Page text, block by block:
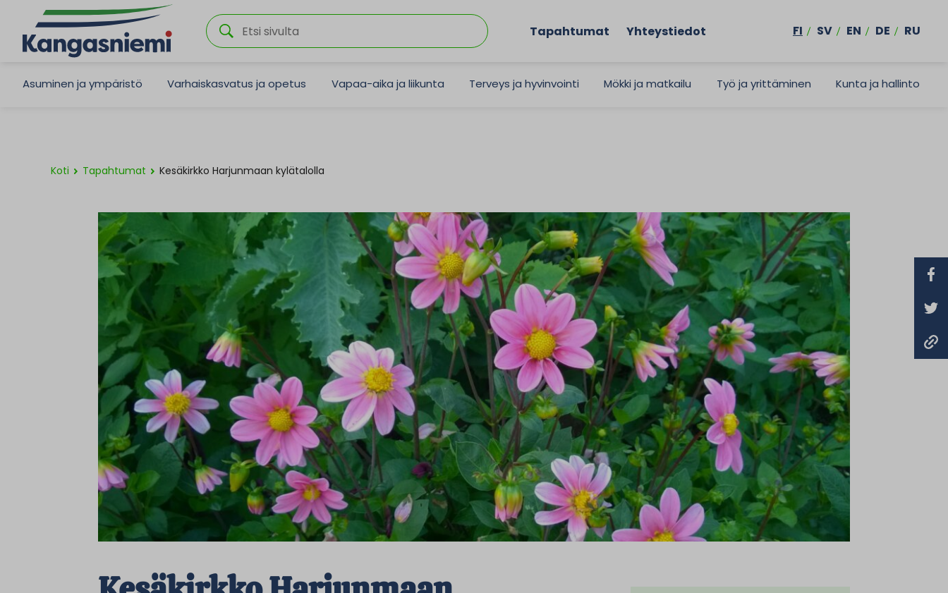
Tapahtumat Yhteystiedot FI SV EN DE RU
Asuminen ja ympäristö Varhaiskasvatus ja opetus Vapaa-aika ja liikunta Terveys ja hyvinvointi Mökki ja matkailu Työ ja yrittäminen Kunta ja hallinto
Koti Tapahtumat Kesäkirkko Harjunmaan kylätalolla